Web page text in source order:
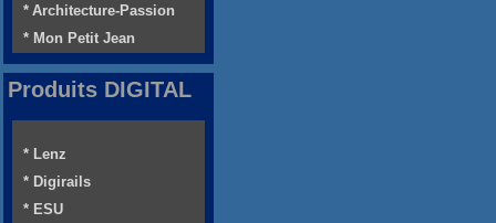
* Architecture-Passion
* Mon Petit Jean
Produits DIGITAL
* Lenz
* Digirails
* ESU